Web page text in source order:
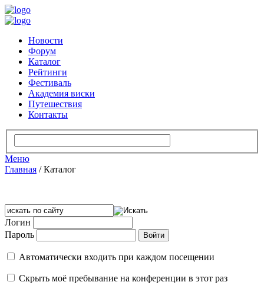
Новости
Форум
Каталог
Рейтинги
Фестиваль
Академия виски
Путешествия
Контакты
Меню
Главная /Каталог
Логин
Пароль
Автоматически входить при каждом посещении
Скрыть моё пребывание на конференции в этот раз